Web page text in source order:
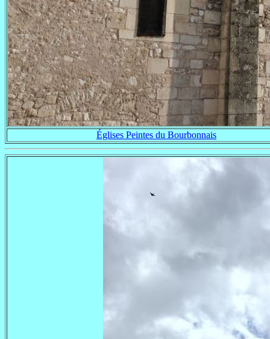
Églises Peintes du Bourbonnais